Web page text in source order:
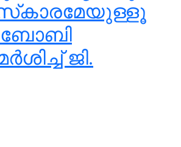
ബോബി
ജി.